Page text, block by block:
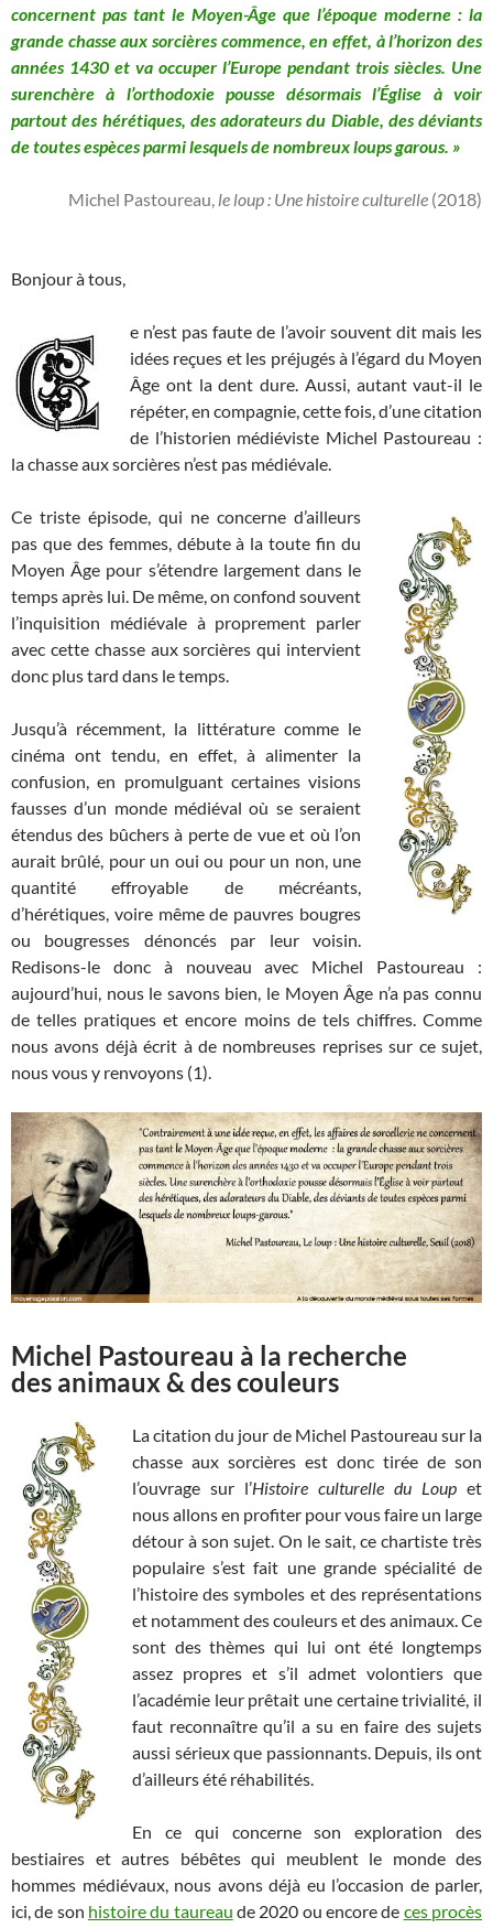
concernent pas tant le Moyen-Âge que l’époque moderne : la
grande chasse aux sorcières commence, en effet, à l’horizon des
années 1430 et va occuper l’Europe pendant trois siècles. Une
surenchère à l’orthodoxie pousse désormais l’Église à voir
partout des hérétiques, des adorateurs du Diable, des déviants
de toutes espèces parmi lesquels de nombreux loups garous. »
Michel Pastoureau, le loup : Une histoire culturelle (2018)
Bonjour à tous,
e n’est pas faute de l’avoir souvent dit mais les
idées reçues et les préjugés à l’égard du Moyen
Âge ont la dent dure. Aussi, autant vaut-il le
répéter, en compagnie, cette fois, d’une citation
de l’historien médiéviste Michel Pastoureau :
la chasse aux sorcières n’est pas médiévale.
Ce triste épisode, qui ne concerne d’ailleurs
pas que des femmes, débute à la toute fin du
Moyen Âge pour s’étendre largement dans le
temps après lui. De même, on confond souvent
l’inquisition médiévale à proprement parler
avec cette chasse aux sorcières qui intervient
donc plus tard dans le temps.
Jusqu’à récemment, la littérature comme le
cinéma ont tendu, en effet, à alimenter la
confusion, en promulguant certaines visions
fausses d’un monde médiéval où se seraient
étendus des bûchers à perte de vue et où l’on
aurait brûlé, pour un oui ou pour un non, une
quantité effroyable de mécréants,
d’hérétiques, voire même de pauvres bougres
ou bougresses dénoncés par leur voisin.
Redisons-le donc à nouveau avec Michel Pastoureau :
aujourd’hui, nous le savons bien, le Moyen Âge n’a pas connu
de telles pratiques et encore moins de tels chiffres. Comme
nous avons déjà écrit à de nombreuses reprises sur ce sujet,
nous vous y renvoyons (1).
Michel Pastoureau à la recherche
des animaux & des couleurs
La citation du jour de Michel Pastoureau sur la
chasse aux sorcières est donc tirée de son
l’ouvrage sur l’Histoire culturelle du Loup et
nous allons en profiter pour vous faire un large
détour à son sujet. On le sait, ce chartiste très
populaire s’est fait une grande spécialité de
l’histoire des symboles et des représentations
et notamment des couleurs et des animaux. Ce
sont des thèmes qui lui ont été longtemps
assez propres et s’il admet volontiers que
l’académie leur prêtait une certaine trivialité, il
faut reconnaître qu’il a su en faire des sujets
aussi sérieux que passionnants. Depuis, ils ont
d’ailleurs été réhabilités.
En ce qui concerne son exploration des
bestiaires et autres bébêtes qui meublent le monde des
hommes médiévaux, nous avons déjà eu l’occasion de parler,
ici, de son histoire du taureau de 2020 ou encore de ces procès